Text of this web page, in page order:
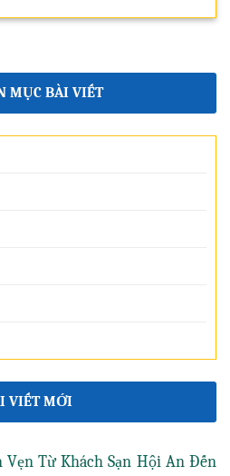
MỤC BÀI VIẾT
VIẾT MỚI
Vẹn Từ Khách Sạn Hội An Đến